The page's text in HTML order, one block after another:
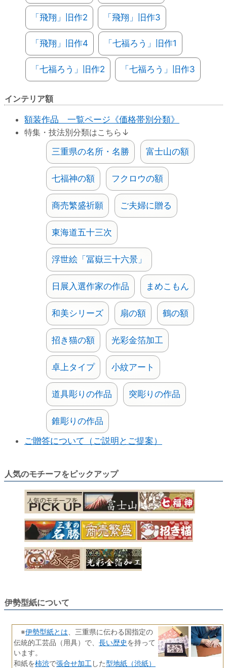
「飛翔」旧作2 「飛翔」旧作3
「飛翔」旧作4 「七福ろう」旧作1
「七福ろう」旧作2 「七福ろう」旧作3
インテリア額
額装作品 一覧ページ《価格帯別分類》
特集・技法別分類はこちら↓
三重県の名所・名勝
富士山の額
七福神の額 フクロウの額
商売繁盛祈願 ご夫婦に贈る
東海道五十三次
浮世絵「冨嶽三十六景」
日展入選作家の作品 まめこもん
和美シリーズ 扇の額 鶴の額
招き猫の額 光彩金箔加工
卓上タイプ 小紋アート
道具彫りの作品 突彫りの作品
錐彫りの作品
ご贈答について（ご説明とご提案）
人気のモチーフをピックアップ
伊勢型紙について
※伊勢型紙とは 、三重県に伝わる国指定の
伝統的工芸品（用具）で、 長い歴史を持って
います。
和紙を柿渋で張合せ加工 した型地紙（渋紙）